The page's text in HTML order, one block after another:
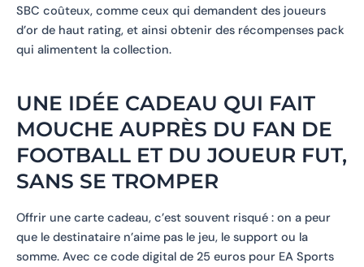
SBC coûteux, comme ceux qui demandent des joueurs
d’or de haut rating, et ainsi obtenir des récompenses pack
qui alimentent la collection.
UNE IDÉE CADEAU QUI FAIT
MOUCHE AUPRÈS DU FAN DE
FOOTBALL ET DU JOUEUR FUT,
SANS SE TROMPER
Offrir une carte cadeau, c’est souvent risqué : on a peur
que le destinataire n’aime pas le jeu, le support ou la
somme. Avec ce code digital de 25 euros pour EA Sports